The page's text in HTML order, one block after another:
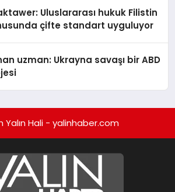
Uluslararası hukuk Filistin
çifte standart uyguluyor
uzman: Ukrayna savaşı bir ABD
Yalın Hali - yalinhaber.com